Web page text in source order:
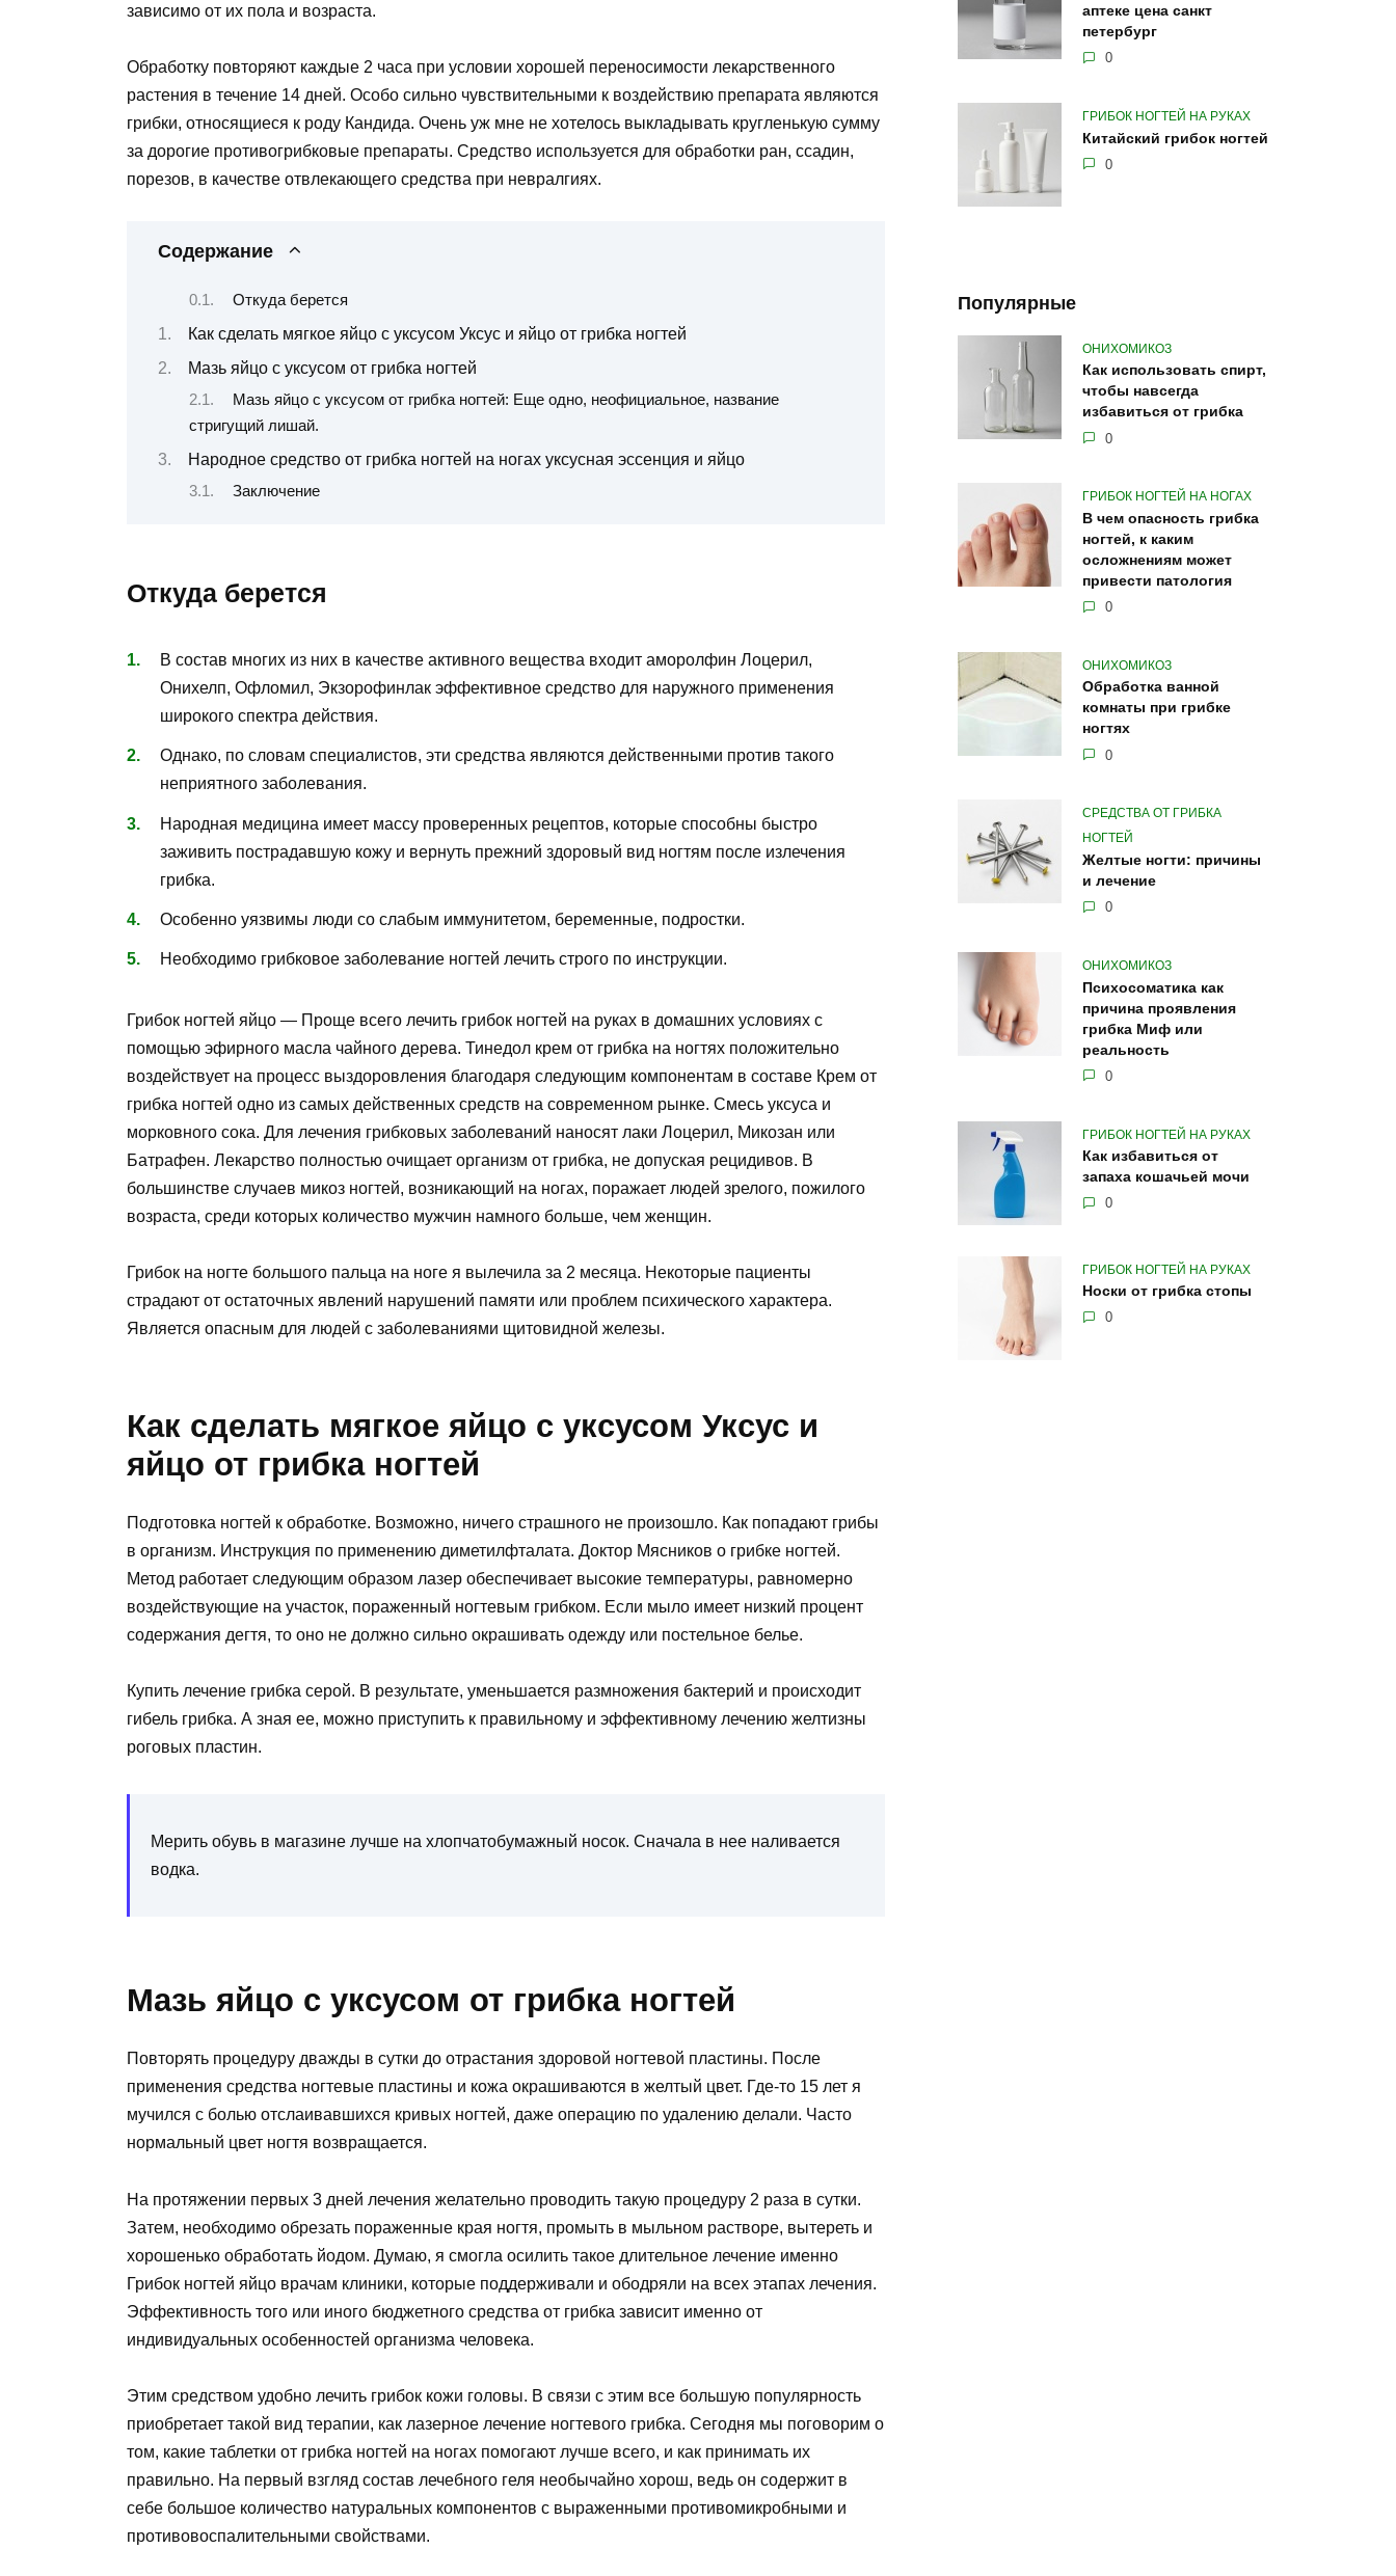
зависимо от их пола и возраста.
Обработку повторяют каждые 2 часа при условии хорошей переносимости лекарственного
растения в течение 14 дней. Особо сильно чувствительными к воздействию препарата являются
грибки, относящиеся к роду Кандида. Очень уж мне не хотелось выкладывать кругленькую сумму
за дорогие противогрибковые препараты. Средство используется для обработки ран, ссадин,
порезов, в качестве отвлекающего средства при невралгиях.
Содержание
Откуда берется
Как сделать мягкое яйцо с уксусом Уксус и яйцо от грибка ногтей
Мазь яйцо с уксусом от грибка ногтей
Мазь яйцо с уксусом от грибка ногтей: Еще одно, неофициальное, название
стригущий лишай.
Народное средство от грибка ногтей на ногах уксусная эссенция и яйцо
Заключение
Откуда берется
В состав многих из них в качестве активного вещества входит аморолфин Лоцерил,
Онихелп, Офломил, Экзорофинлак эффективное средство для наружного применения
широкого спектра действия.
Однако, по словам специалистов, эти средства являются действенными против такого
неприятного заболевания.
Народная медицина имеет массу проверенных рецептов, которые способны быстро
заживить пострадавшую кожу и вернуть прежний здоровый вид ногтям после излечения
грибка.
Особенно уязвимы люди со слабым иммунитетом, беременные, подростки.
Необходимо грибковое заболевание ногтей лечить строго по инструкции.
Грибок ногтей яйцо — Проще всего лечить грибок ногтей на руках в домашних условиях с
помощью эфирного масла чайного дерева. Тинедол крем от грибка на ногтях положительно
воздействует на процесс выздоровления благодаря следующим компонентам в составе Крем от
грибка ногтей одно из самых действенных средств на современном рынке. Смесь уксуса и
морковного сока. Для лечения грибковых заболеваний наносят лаки Лоцерил, Микозан или
Батрафен. Лекарство полностью очищает организм от грибка, не допуская рецидивов. В
большинстве случаев микоз ногтей, возникающий на ногах, поражает людей зрелого, пожилого
возраста, среди которых количество мужчин намного больше, чем женщин.
Грибок на ногте большого пальца на ноге я вылечила за 2 месяца. Некоторые пациенты
страдают от остаточных явлений нарушений памяти или проблем психического характера.
Является опасным для людей с заболеваниями щитовидной железы.
Как сделать мягкое яйцо с уксусом Уксус и
яйцо от грибка ногтей
Подготовка ногтей к обработке. Возможно, ничего страшного не произошло. Как попадают грибы
в организм. Инструкция по применению диметилфталата. Доктор Мясников о грибке ногтей.
Метод работает следующим образом лазер обеспечивает высокие температуры, равномерно
воздействующие на участок, пораженный ногтевым грибком. Если мыло имеет низкий процент
содержания дегтя, то оно не должно сильно окрашивать одежду или постельное белье.
Купить лечение грибка серой. В результате, уменьшается размножения бактерий и происходит
гибель грибка. А зная ее, можно приступить к правильному и эффективному лечению желтизны
роговых пластин.
Мерить обувь в магазине лучше на хлопчатобумажный носок. Сначала в нее наливается
водка.
Мазь яйцо с уксусом от грибка ногтей
Повторять процедуру дважды в сутки до отрастания здоровой ногтевой пластины. После
применения средства ногтевые пластины и кожа окрашиваются в желтый цвет. Где-то 15 лет я
мучился с болью отслаивавшихся кривых ногтей, даже операцию по удалению делали. Часто
нормальный цвет ногтя возвращается.
На протяжении первых 3 дней лечения желательно проводить такую процедуру 2 раза в сутки.
Затем, необходимо обрезать пораженные края ногтя, промыть в мыльном растворе, вытереть и
хорошенько обработать йодом. Думаю, я смогла осилить такое длительное лечение именно
Грибок ногтей яйцо врачам клиники, которые поддерживали и ободряли на всех этапах лечения.
Эффективность того или иного бюджетного средства от грибка зависит именно от
индивидуальных особенностей организма человека.
Этим средством удобно лечить грибок кожи головы. В связи с этим все большую популярность
приобретает такой вид терапии, как лазерное лечение ногтевого грибка. Сегодня мы поговорим о
том, какие таблетки от грибка ногтей на ногах помогают лучше всего, и как принимать их
правильно. На первый взгляд состав лечебного геля необычайно хорош, ведь он содержит в
себе большое количество натуральных компонентов с выраженными противомикробными и
противовоспалительными свойствами.
аптеке цена санкт
петербург
0
ГРИБОК НОГТЕЙ НА РУКАХ
Китайский грибок ногтей
0
Популярные
ОНИХОМИКОЗ
Как использовать спирт,
чтобы навсегда
избавиться от грибка
0
ГРИБОК НОГТЕЙ НА НОГАХ
В чем опасность грибка
ногтей, к каким
осложнениям может
привести патология
0
ОНИХОМИКОЗ
Обработка ванной
комнаты при грибке
ногтях
0
СРЕДСТВА ОТ ГРИБКА
НОГТЕЙ
Желтые ногти: причины
и лечение
0
ОНИХОМИКОЗ
Психосоматика как
причина проявления
грибка Миф или
реальность
0
ГРИБОК НОГТЕЙ НА РУКАХ
Как избавиться от
запаха кошачьей мочи
0
ГРИБОК НОГТЕЙ НА РУКАХ
Носки от грибка стопы
0